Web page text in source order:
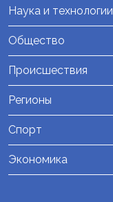
Наука и технологии
Общество
Происшествия
Регионы
Спорт
Экономика